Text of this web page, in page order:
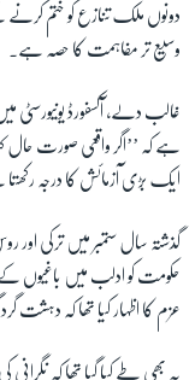
دونوں ملک تنازع کو ختم
وسیع تر مفاہمت کا حصہ ہے۔
غالب دلے، آکسفورڈ یونیورسٹی
ہے کہ ’’اگر واقعی صورت
ایک بڑی آزمائش کا درجہ رکھتا
گذشتہ سال ستمبر میں ترکی اور
حکومت کو ادلب میں باغیوں
عزم کا اظہار کیا تھا کہ دہشت